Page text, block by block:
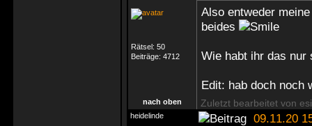
Rätsel: 50
Beiträge: 4712
Also entweder
beides
Wie habt ihr das nur
Edit: hab doch noch
nach oben Zuletzt bearbeitet von
heidelinde 09.11.20